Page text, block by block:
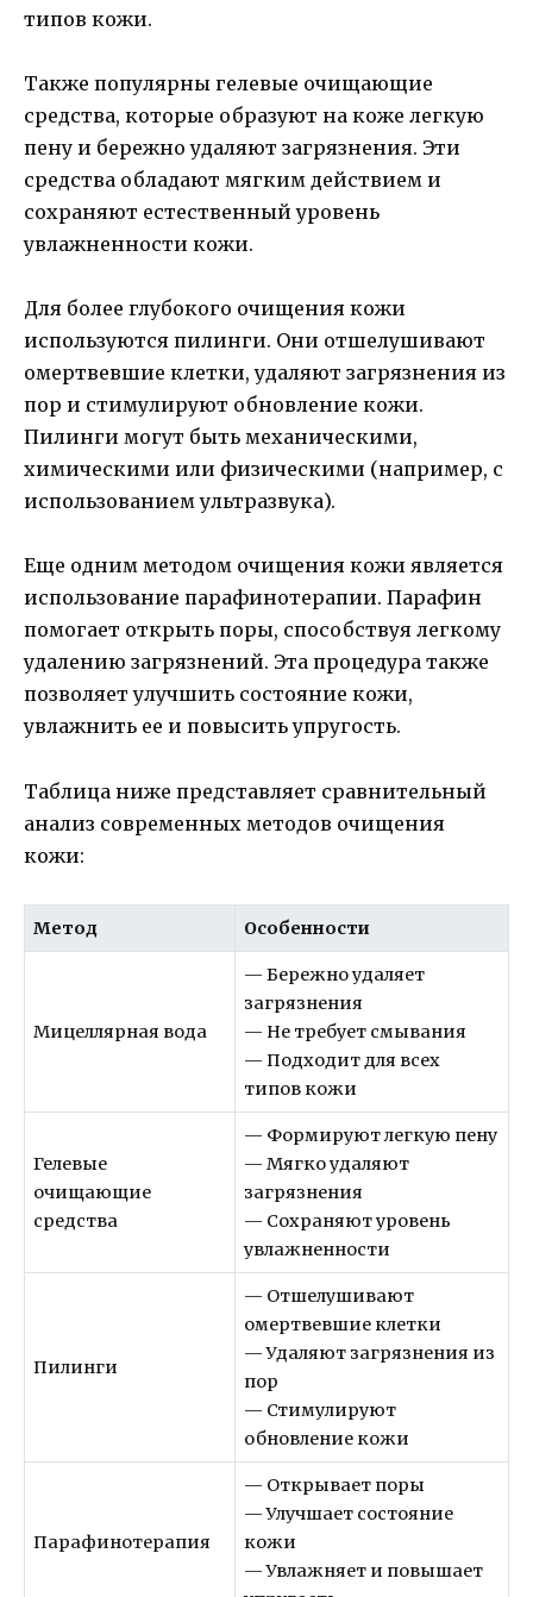
типов кожи.
Также популярны гелевые очищающие
средства, которые образуют на коже легкую
пену и бережно удаляют загрязнения. Эти
средства обладают мягким действием и
сохраняют естественный уровень
увлажненности кожи.
Для более глубокого очищения кожи
используются пилинги. Они отшелушивают
омертвевшие клетки, удаляют загрязнения из
пор и стимулируют обновление кожи.
Пилинги могут быть механическими,
химическими или физическими (например, с
использованием ультразвука).
Еще одним методом очищения кожи является
использование парафинотерапии. Парафин
помогает открыть поры, способствуя легкому
удалению загрязнений. Эта процедура также
позволяет улучшить состояние кожи,
увлажнить ее и повысить упругость.
Таблица ниже представляет сравнительный
анализ современных методов очищения
кожи:
Метод Особенности
Мицеллярная вода
— Бережно удаляет
загрязнения
— Не требует смывания
— Подходит для всех
типов кожи
Гелевые
очищающие
средства
— Формируют легкую пену
— Мягко удаляют
загрязнения
— Сохраняют уровень
увлажненности
Пилинги
— Отшелушивают
омертвевшие клетки
— Удаляют загрязнения из
пор
— Стимулируют
обновление кожи
Парафинотерапия
— Открывает поры
— Улучшает состояние
кожи
— Увлажняет и повышает